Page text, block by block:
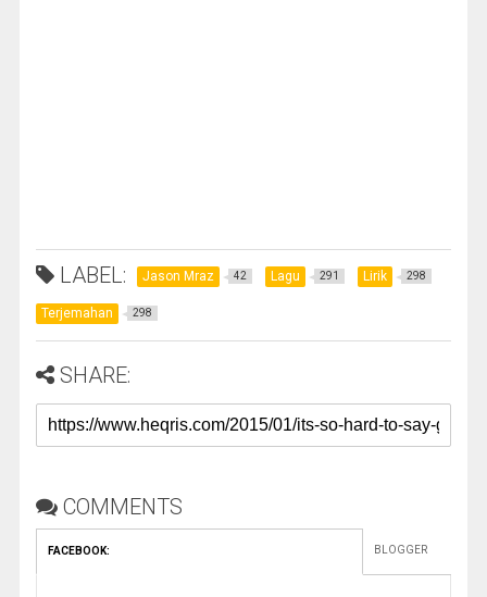
LABEL: Jason Mraz 42 Lagu 291 Lirik 298
Terjemahan 298
SHARE:
COMMENTS
FACEBOOK: BLOGGER